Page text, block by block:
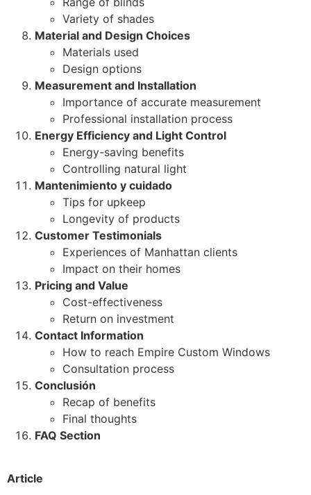
Variety of shades
Material and Design Choices
Materials used
Design options
Measurement and Installation
Importance of accurate measurement
Professional installation process
Energy Efficiency and Light Control
Energy-saving benefits
Controlling natural light
Mantenimiento y cuidado
Tips for upkeep
Longevity of products
Customer Testimonials
Experiences of Manhattan clients
Impact on their homes
Pricing and Value
Cost-effectiveness
Return on investment
Contact Information
How to reach Empire Custom Windows
Consultation process
Conclusión
Recap of benefits
Final thoughts
FAQ Section
Article